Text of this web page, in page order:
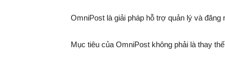
OmniPost là giải pháp hỗ trợ quản lý và đăng
Mục tiêu của OmniPost không phải là thay